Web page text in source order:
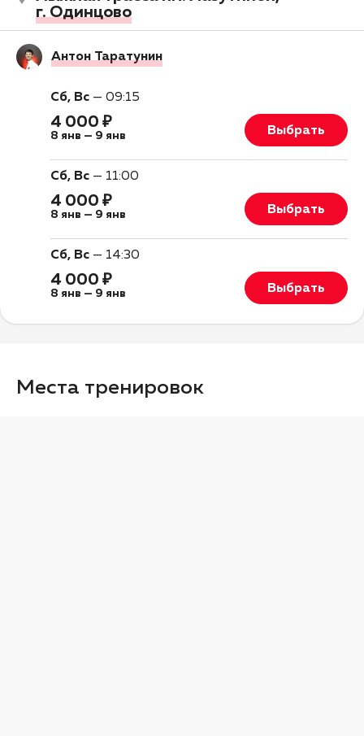
г. Одинцово
Антон Таратунин
Сб, Вс — 09:15
4 000 ₽
8 янв — 9 янв Выбрать
Сб, Вс — 11:00
4 000 ₽
8 янв — 9 янв Выбрать
Сб, Вс — 14:30
4 000 ₽
8 янв — 9 янв Выбрать
Места тренировок